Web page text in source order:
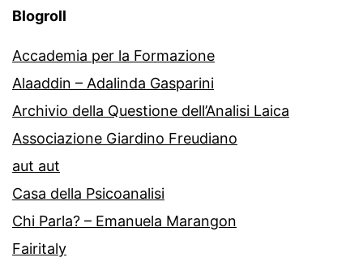
Blogroll
Accademia per la Formazione
Alaaddin – Adalinda Gasparini
Archivio della Questione dell’Analisi Laica
Associazione Giardino Freudiano
aut aut
Casa della Psicoanalisi
Chi Parla? – Emanuela Marangon
Fairitaly